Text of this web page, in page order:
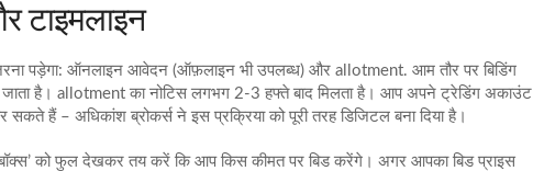
टाइमलाइन
पड़ेगा: ऑनलाइन आवेदन (ऑफ़लाइन भी उपलब्ध) और allotment. आम तौर पर बिडिंग
जाता है। allotment का नोटिस लगभग 2‑3 हफ्ते बाद मिलता है। आप अपने ट्रेडिंग अकाउंट
हैं – अधिकांश ब्रोकर्स ने इस प्रक्रिया को पूरी तरह डिजिटल बना दिया है।
बॉक्स’ को फुल देखकर तय करें कि आप किस कीमत पर बिड करेंगे। अगर आपका बिड प्राइस